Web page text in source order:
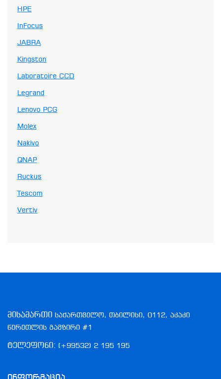
HPE
InFocus
JABRA
Kingston
Laboratoire CCD
Legrand
Lenovo PCG
Molex
Nakivo
QNAP
Ruckus
Tescom
Vertiv
მისამართი საქართველო, თბილისი, 0112, აკაკი
წერეთლის გამზირი #1
ტელეფონი: (+99532) 2 195 195